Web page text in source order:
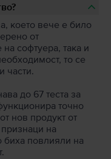
което вече е било
от
софтуера, така и
то се
части.
до 67 теста за
точно
нов продукт от
на
биха повлияли на